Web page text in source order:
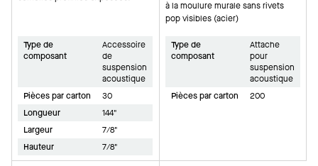
Type de
composant
Accessoire
de
suspension
acoustique
Pièces par carton
30
Longueur
144"
Largeur
7/8"
Hauteur
7/8"
à la moulure murale sans rivets
pop visibles (acier)
Type de
composant
Attache
pour
suspension
acoustique
Pièces par carton
200